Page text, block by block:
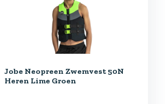
Jobe Neopreen Zwemvest 50N
Heren Lime Groen